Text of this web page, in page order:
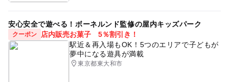
安心安全で遊べる！ボーネルンド監修の屋内キッズパーク
クーポン
店内販売お菓子 5％割引き！
駅近＆再入場もOK！5つのエリアで子どもが
夢中になる遊具が満載
東京都東大和市